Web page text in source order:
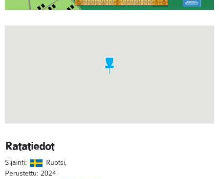
Ratatiedot
Sijainti:
Ruotsi,
Perustettu: 2024